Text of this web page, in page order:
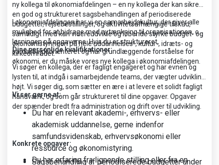
ny kollega til økonomiafdelingen – en ny kollega der kan sikre
en god og struktureret sagsbehandlingen af periodiserede
budgetter, rejsebestillinger, og aktivitetsafhængige tilskud,
samtidigt med kan videreudvikle og løbende styrke budget- og
økonomistyringen på hele uddannelses-, kultur-, idræts- og
kirkeområdet.
I økonomiafdelingen har vi en samarbejdskultur, der giver alle
mulighed for at bidrage med nytænkning til organisationen, og
løsningen på opgaverne. Hvis du er struktureret,
samarbejdsorienteret og har grundlæggende forståelse for
økonomi, er du måske vores nye kollega i økonomiafdelingen.
Dine personlige kvalifikationer:
Vi søger en kollega, der er fagligt engageret og har evnen og
lysten til, at indgå i samarbejdende teams, der vægter udvikling
højt. Vi søger dig, som sætter en ære i at levere et solidt fagligt
håndværk, og som går struktureret til dine opgaver. Opgaver
der spænder bredt fra administration og drift over til udvikling.
Vi ser gerne at:
Du har en relevant akademi-, erhvervs- eller
akademisk uddannelse, gerne indenfor
samfundsvidenskab, erhvervsøkonomi eller
ressource og økonomistyring.
Du har erfaring fra lignende stilling eller fra en
Konkrete opgaver:
Sagsbehandling af periodiserede budgetter under